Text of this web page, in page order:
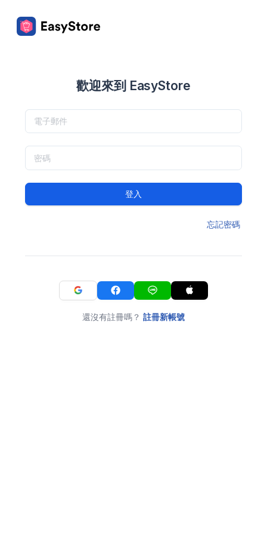
歡迎來到 EasyStore
登入
忘記密碼
還沒有註冊嗎？ 註冊新帳號